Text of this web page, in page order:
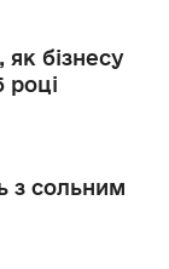
бізнесу
році
з сольним